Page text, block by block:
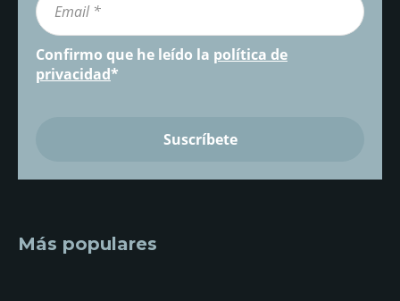
Confirmo que he leído la política de
privacidad*
Más populares